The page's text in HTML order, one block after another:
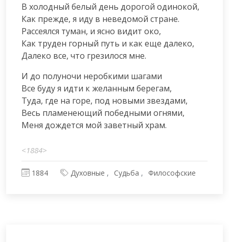
В холодный белый день дорогой одинокой,
Как прежде, я иду в неведомой стране.
Рассеялся туман, и ясно видит око,
Как труден горный путь и как еще далеко,
Далеко все, что грезилося мне.
И до полуночи неробкими шагами
Все буду я идти к желанным берегам,
Туда, где на горе, под новыми звездами,
Весь пламенеющий победными огнями,
Меня дождется мой заветный храм.
<1884>
1884 Духовные Судьба Философские